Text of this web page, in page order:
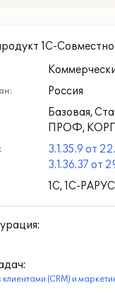
1С-Совместно
Россия
Базовая,
ПРОФ,
3.1.35.9 от
3.1.36.37 от
1С, 1С-РАРУС
(CRM) и